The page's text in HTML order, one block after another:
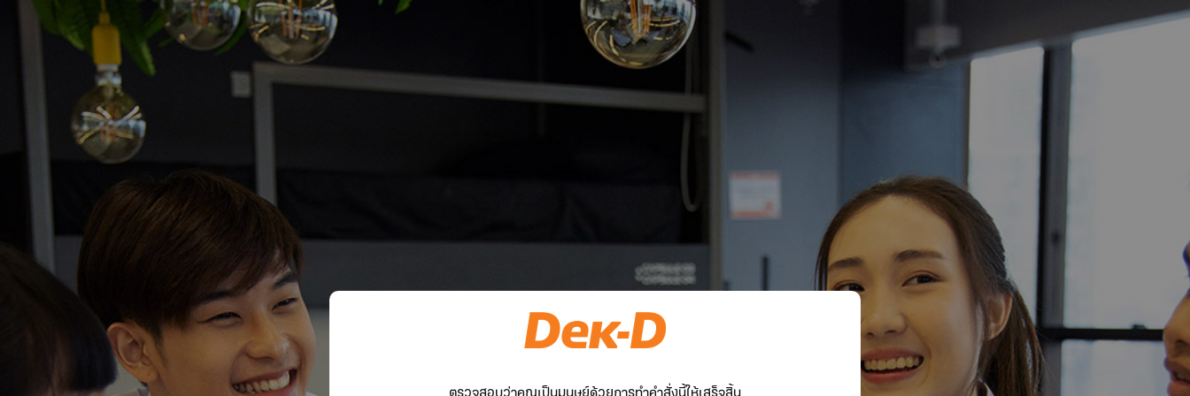
ตรวจสอบว่าคุณเป็นมนุษย์ด้วยการทำคำสั่งนี้ให้เสร็จสิ้น